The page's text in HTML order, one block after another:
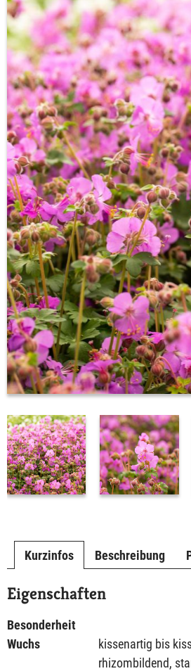
Kurzinfos Beschreibung
Eigenschaften
Besonderheit
Wuchs
kissenartig bis
rhizombildend,